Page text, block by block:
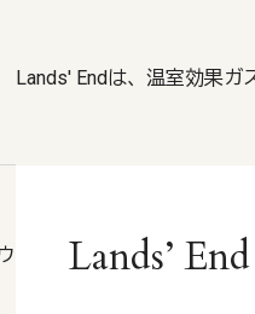
Lands' Endは、温室効果
Lands’